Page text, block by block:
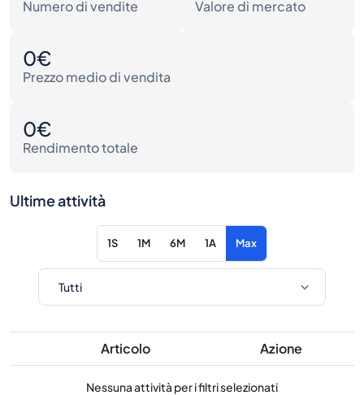
Numero di vendite Valore di mercato
0€
Prezzo medio di vendita
0€
Rendimento totale
Ultime attività
1S 1M 6M 1A Max
Articolo Azione
Nessuna attività per i filtri selezionati